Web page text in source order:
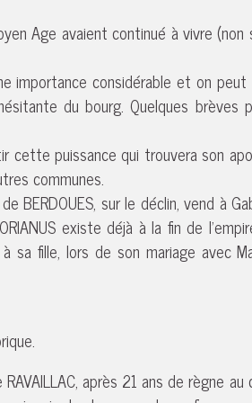
Age avaient continué à vivre
importance considérable et on
du bourg. Quelques
puissance qui trouvera son
communes.
sur le déclin, vend à
existe déjà à la fin de
sa fille, lors de son mariage avec
après 21 ans de règne